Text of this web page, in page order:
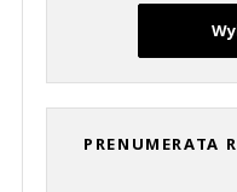
PRENUMERATA